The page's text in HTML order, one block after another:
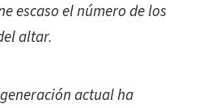
escaso el número de los
altar.
actual ha